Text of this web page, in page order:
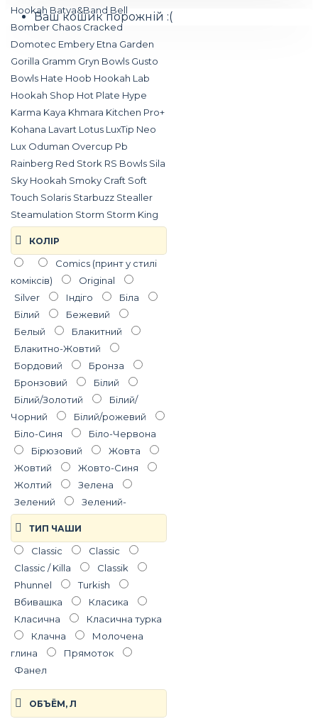
Ваш кошик порожній :(
Hookah Batya&Band Bell
Bomber Chaos Cracked
Domotec Embery Etna Garden
Gorilla Gramm Gryn Bowls Gusto
Bowls Hate Hoob Hookah Lab
Hookah Shop Hot Plate Hype
Karma Kaya Khmara Kitchen Pro+
Kohana Lavart Lotus LuxTip Neo
Lux Oduman Overcup Pb
Rainberg Red Stork RS Bowls Sila
Sky Hookah Smoky Craft Soft
Touch Solaris Starbuzz Stealler
Steamulation Storm Storm King
Sunrise Hookah
Trumpet
UNLTD VantaBlack
YahyaZeroА-ПлюсОблако
КОЛIР
Comics (принт у стилі
коміксів)
Original
Silver
Індіго
Бiла
Бiлий
Бежевий
Белый
Блакитний
Блакитно-Жовтий
Бордовий
Бронза
Бронзовий
Білий
Білий/Золотий
Білий/
Чорний
Білий/рожевий
Біло-Синя
Біло-Червона
Бірюзовий
Жовта
Жовтий
Жовто-Синя
Жолтий
Зелена
Зелений
Зелений-
Помаранчевий
Золотий
Золотий/Чорний
Золото
Камуфляж
Сірий
Кольорові
Кораловий
Коричнева
Коричневий
Коричневий/Бірюзовий
Коричневий з червоним і
білим
Малиновий
Натуральний
глиняний
ТИП ЧАШИ
Classic
Classic
Classic / Killa
Classik
Phunnel
Turkish
Вбивашка
Класика
Класична
Класична турка
Клачна
Молочена
глина
Прямоток
Фанел
ОБЪЁМ, Л